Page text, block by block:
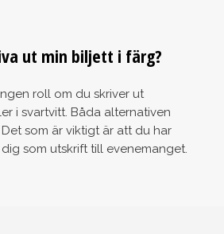
ut min biljett i färg?
roll om du skriver ut
i svartvitt. Båda alternativen
som är viktigt är att du har
dig som utskrift till evenemanget.